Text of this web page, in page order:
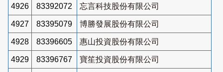
4926 83392072 忘言科技股份有限公司
4927 83395079 博勝發展股份有限公司
4928 83396605 惠山投資股份有限公司
4929 83396767 寶笙投資股份有限公司